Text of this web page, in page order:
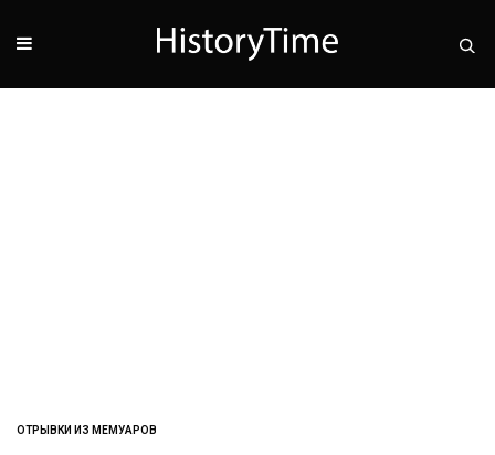
ОТРЫВКИ ИЗ МЕМУАРОВ